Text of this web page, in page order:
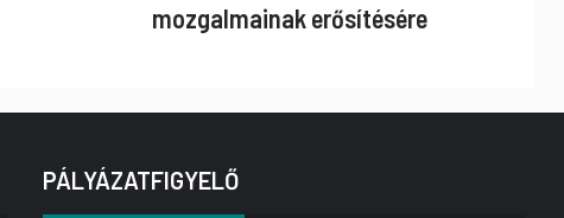
mozgalmainak erősítésére
PÁLYÁZATFIGYELŐ